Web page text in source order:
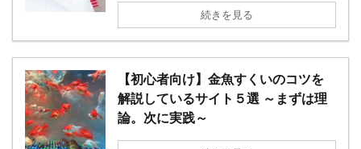
続きを見る
【初心者向け】金魚すくいのコツを
解説しているサイト５選 ～まずは理
論。次に実践～